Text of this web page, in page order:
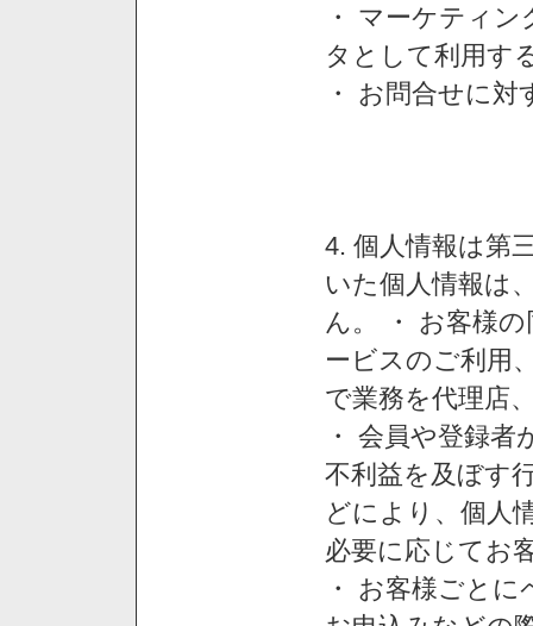
・ マーケティ
タとして利用す
・ お問合せに
4. 個人情報は第
いた個人情報は
ん。 ・ お客様
ービスのご利用
で業務を代理店
・ 会員や登録
不利益を及ぼす
どにより、個人
必要に応じてお
・ お客様ごと